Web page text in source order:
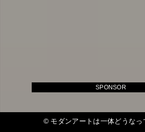
© モダンアートは一体どうなっ
SPONSOR